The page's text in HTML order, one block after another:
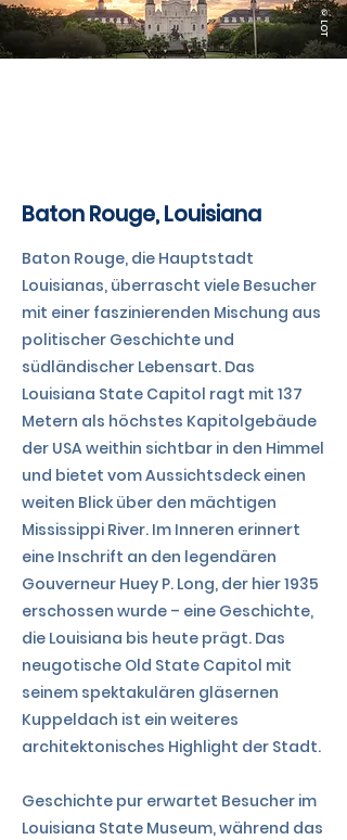
©LOT
Baton Rouge, Louisiana
Baton Rouge, die Hauptstadt
Louisianas, überrascht viele Besucher
mit einer faszinierenden Mischung aus
politischer Geschichte und
südländischer Lebensart. Das
Louisiana State Capitol ragt mit 137
Metern als höchstes Kapitolgebäude
der USA weithin sichtbar in den Himmel
und bietet vom Aussichtsdeck einen
weiten Blick über den mächtigen
Mississippi River. Im Inneren erinnert
eine Inschrift an den legendären
Gouverneur Huey P. Long, der hier 1935
erschossen wurde – eine Geschichte,
die Louisiana bis heute prägt. Das
neugotische Old State Capitol mit
seinem spektakulären gläsernen
Kuppeldach ist ein weiteres
architektonisches Highlight der Stadt.
Geschichte pur erwartet Besucher im
Louisiana State Museum, während das